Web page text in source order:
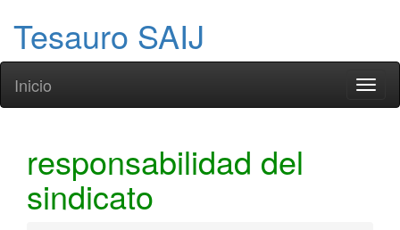
Tesauro SAIJ
Inicio
responsabilidad del
sindicato